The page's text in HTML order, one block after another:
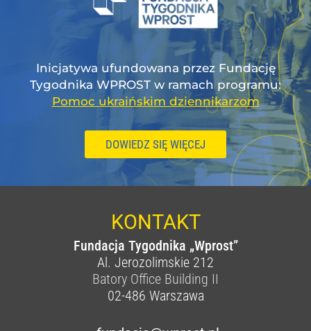
Inicjatywa ufundowana przez Fundację
Tygodnika WPROST w ramach programu:
Pomoc ukraińskim dziennikarzom
DOWIEDZ SIĘ WIĘCEJ
KONTAKT
Fundacja Tygodnika „Wprost”
Al. Jerozolimskie 212
Batory Office Building II
02-486 Warszawa